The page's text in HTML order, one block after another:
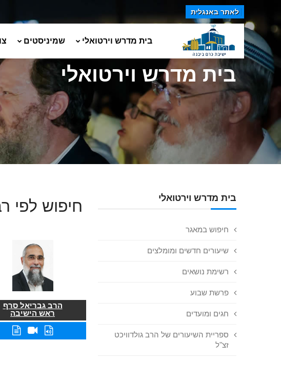
לאתר באנגלית
בית מדרש וירטואלי שמיניסטים
בית מדרש וירטואלי
בית מדרש וירטואלי
חיפוש במאגר
שיעורים חדשים ומומלצים
רשימת נושאים
פרשת שבוע
חגים ומועדים
ספריית השיעורים של הרב גולדוויכט
זצ"ל
חיפוש לפי
הרב גבריאל סרף
ראש הישיבה